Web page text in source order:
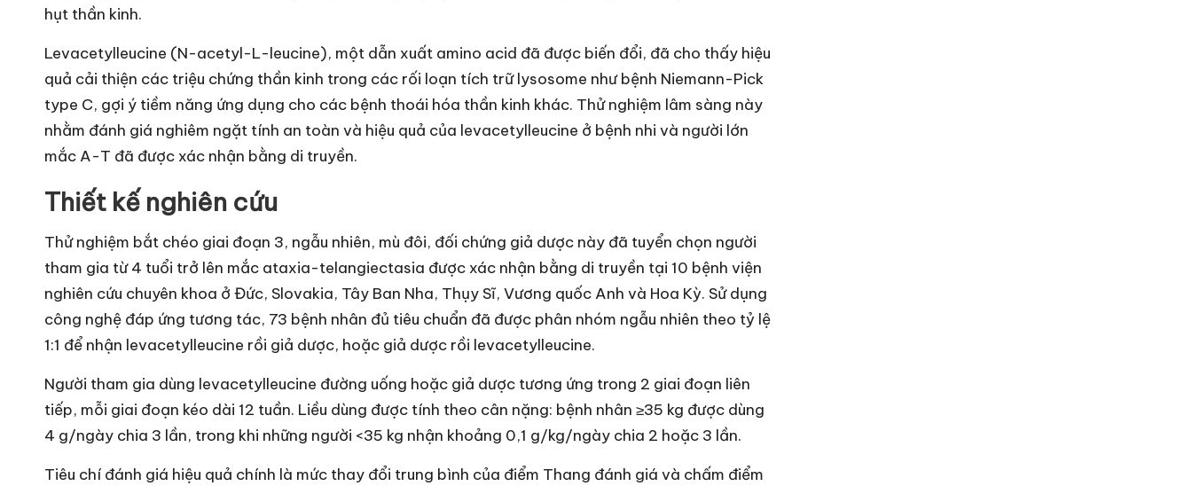
hụt thần kinh.
Levacetylleucine (N-acetyl-L-leucine), một dẫn xuất amino acid đã được biến đổi, đã cho thấy hiệu
quả cải thiện các triệu chứng thần kinh trong các rối loạn tích trữ lysosome như bệnh Niemann-Pick
type C, gợi ý tiềm năng ứng dụng cho các bệnh thoái hóa thần kinh khác. Thử nghiệm lâm sàng này
nhằm đánh giá nghiêm ngặt tính an toàn và hiệu quả của levacetylleucine ở bệnh nhi và người lớn
mắc A-T đã được xác nhận bằng di truyền.
Thiết kế nghiên cứu
Thử nghiệm bắt chéo giai đoạn 3, ngẫu nhiên, mù đôi, đối chứng giả dược này đã tuyển chọn người
tham gia từ 4 tuổi trở lên mắc ataxia-telangiectasia được xác nhận bằng di truyền tại 10 bệnh viện
nghiên cứu chuyên khoa ở Đức, Slovakia, Tây Ban Nha, Thụy Sĩ, Vương quốc Anh và Hoa Kỳ. Sử dụng
công nghệ đáp ứng tương tác, 73 bệnh nhân đủ tiêu chuẩn đã được phân nhóm ngẫu nhiên theo tỷ lệ
1:1 để nhận levacetylleucine rồi giả dược, hoặc giả dược rồi levacetylleucine.
Người tham gia dùng levacetylleucine đường uống hoặc giả dược tương ứng trong 2 giai đoạn liên
tiếp, mỗi giai đoạn kéo dài 12 tuần. Liều dùng được tính theo cân nặng: bệnh nhân ≥35 kg được dùng
4 g/ngày chia 3 lần, trong khi những người <35 kg nhận khoảng 0,1 g/kg/ngày chia 2 hoặc 3 lần.
Tiêu chí đánh giá hiệu quả chính là mức thay đổi trung bình của điểm Thang đánh giá và chấm điểm